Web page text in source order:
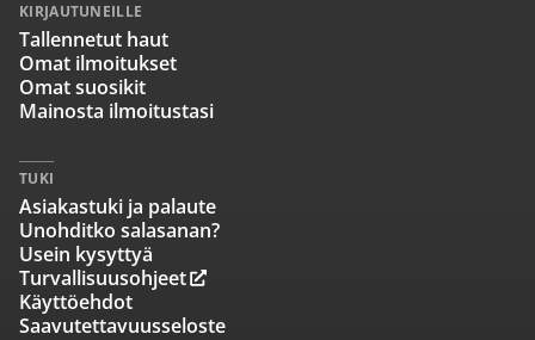
KIRJAUTUNEILLE
Tallennetut haut
Omat ilmoitukset
Omat suosikit
Mainosta ilmoitustasi
TUKI
Asiakastuki ja palaute
Unohditko salasanan?
Usein kysyttyä
Turvallisuusohjeet
Käyttöehdot
Saavutettavuusseloste